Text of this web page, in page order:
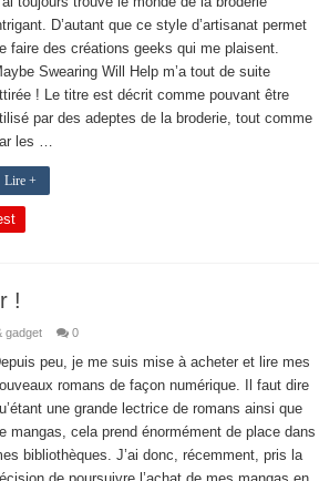
D’autant que ce style d’artisanat permet
faire des créations geeks qui me plaisent.
Swearing Will Help m’a tout de suite
! Le titre est décrit comme pouvant être
par des adeptes de la broderie, tout comme
les …
Lire +
!
gadget 0
peu, je me suis mise à acheter et lire mes
romans de façon numérique. Il faut dire
une grande lectrice de romans ainsi que
mangas, cela prend énormément de place dans
bibliothèques. J’ai donc, récemment, pris la